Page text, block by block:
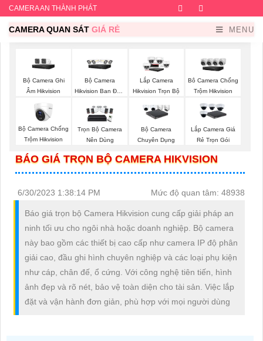
CAMERA AN THÀNH PHÁT Facebook
CAMERA QUAN SÁT GIÁ RẺ MENU
Bộ Camera Ghi
Âm Hikvision
Bộ Camera
Hikvision Ban Đêm
Lắp Camera
Hikvision Trọn Bộ
Bô Camera Chống
Trộm Hikvision
Bộ Camera Chống
Trộm Hikvision
Trọn Bộ Camera
Nên Dùng
Bộ Camera
Chuyên Dụng
Lắp Camera Giá
Rẻ Trọn Gói
BÁO GIÁ TRỌN BỘ CAMERA HIKVISION
6/30/2023 1:38:14 PM Mức độ quan tâm: 48938
Báo giá trọn bộ Camera Hikvision cung cấp giải pháp an
ninh tối ưu cho ngôi nhà hoặc doanh nghiệp. Bộ camera
này bao gồm các thiết bị cao cấp như camera IP độ phân
giải cao, đầu ghi hình chuyên nghiệp và các loại phụ kiện
như cáp, chân đế, ổ cứng. Với công nghệ tiên tiến, hình
ảnh đẹp và rõ nét, bảo vệ toàn diện cho tài sản. Việc lắp
đặt và vận hành đơn giản, phù hợp với mọi người dùng